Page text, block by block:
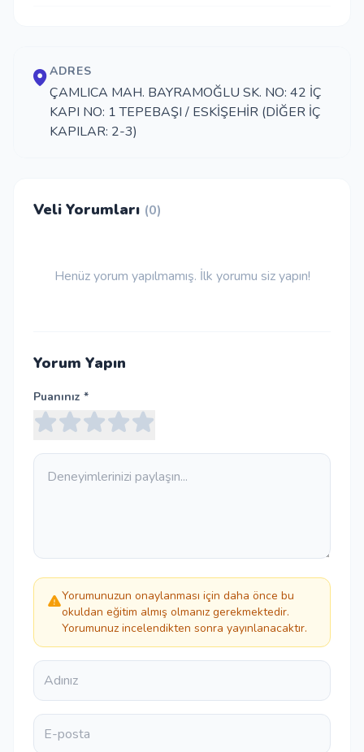
Okul Ekle
ADRES
ÇAMLICA MAH. BAYRAMOĞLU SK. NO: 42 İÇ
KAPI NO: 1 TEPEBAŞI / ESKİŞEHİR (DİĞER İÇ
KAPILAR: 2-3)
Veli Yorumları (0)
Henüz yorum yapılmamış. İlk yorumu siz yapın!
Yorum Yapın
Puanınız *
Yorumunuzun onaylanması için daha önce bu
okuldan eğitim almış olmanız gerekmektedir.
Yorumunuz incelendikten sonra yayınlanacaktır.